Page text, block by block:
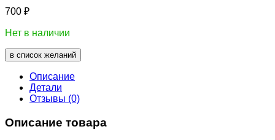
700 ₽
Нет в наличии
в список желаний
Описание
Детали
Отзывы (0)
Описание товара